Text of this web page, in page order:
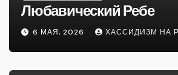
Любавический Ребе
6 МАЯ, 2026 ХАССИДИЗМ НА